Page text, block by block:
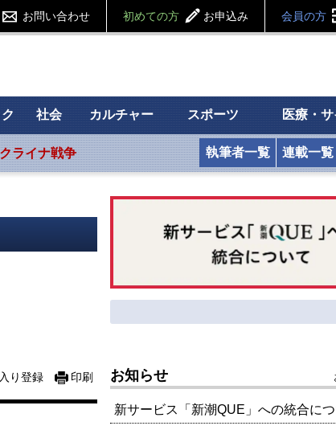
お問い合わせ 初めての方 お申込み 会員の方
社会 カルチャー スポーツ 医療・
ライナ戦争 執筆者一覧 連載一覧
り登録 印刷 お知らせ
新サービス「新潮QUE」への統合に